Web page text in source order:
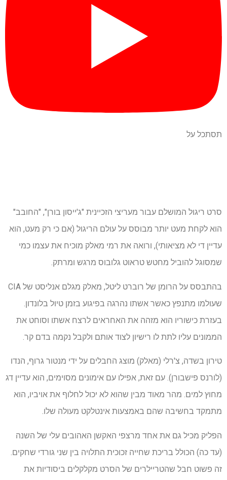
תסתכל על
סרט ריגול המושלם עבור מעריצי הזכיינית "ג'ייסון בורן", "החובב"
הוא לקחת מעט יותר מבוסס על עולם הריגול (אם כי רק מעט, הוא
עדיין די לא מציאותי), ורואה את רמי מאלק מוכיח את עצמו כמי
שמסוגל להוביל מחטש טראוט גלובוס מרגש ומרתק.
בהתבסס על הרומן של רוברט ליטל, מאלק מגלם אנליסט של CIA
שעולמו מתנפץ כאשר אשתו נהרגה בפיגוע בזמן טיול בלונדון.
בעזרת כישוריו הוא מזהה את האחראים לרצח אשתו וסוחט את
הממונים עליו לתת לו רישיון לצוד אותם ולקבל נקמה בדם קר.
טירון בשדה, צ'רלי (מאלק) מוצג החבלים על ידי מנטור גרוף, הנדו
(לורנס פישבורן). עם זאת, אפילו עם אימונים מסוימים, הוא עדיין דג
מחוץ למים. מהר מאוד מבין שהוא לא יכול לחלוף את אויביו, הוא
מתמקד בחשיבה שהם באמצעות אינטלקט מעולה שלו.
הפליק מכיל גם את אחד מרצפי האקשן האהובים עלי של השנה
(עד כה) הכולל בריכת שחייה זכוכית התלויה בין שני גורדי שחקים.
זה פשוט חבל שהטריילרים של הסרט מקלקלים ביסודיות את